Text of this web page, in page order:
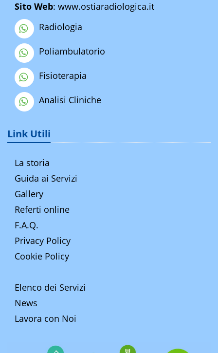
Sito Web: www.ostiaradiologica.it
Radiologia
Poliambulatorio
Fisioterapia
Analisi Cliniche
Link Utili
La storia
Guida ai Servizi
Gallery
Referti online
F.A.Q.
Privacy Policy
Cookie Policy
Elenco dei Servizi
News
Lavora con Noi